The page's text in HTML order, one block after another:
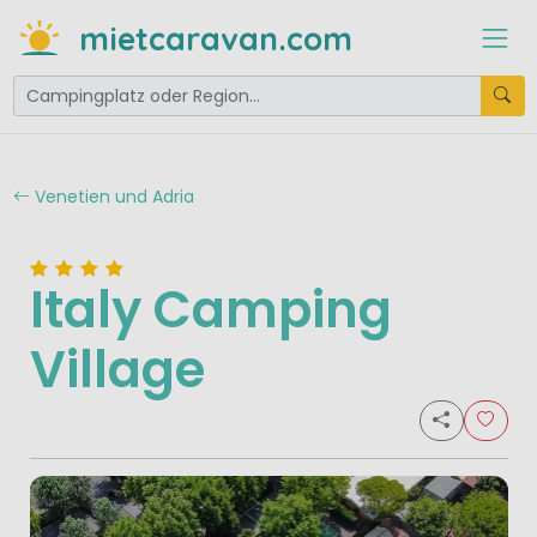
mietcaravan.com
Venetien und Adria
Italy Camping
Village